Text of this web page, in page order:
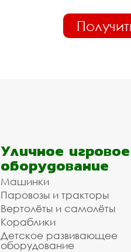
Уличное игровое
оборудование
Машинки
Паровозы и тракторы
Вертолёты и самолёты
Кораблики
Детское развивающее
оборудование